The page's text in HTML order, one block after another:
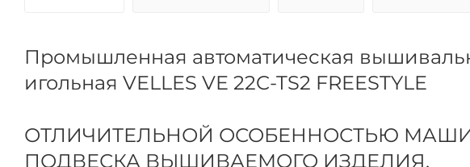
Промышленная автоматическая
игольная VELLES VE 22C-TS2 FREESTYLE
ОТЛИЧИТЕЛЬНОЙ ОСОБЕННОСТЬЮ
ПОДВЕСКА ВЫШИВАЕМОГО ИЗДЕЛИЯ.